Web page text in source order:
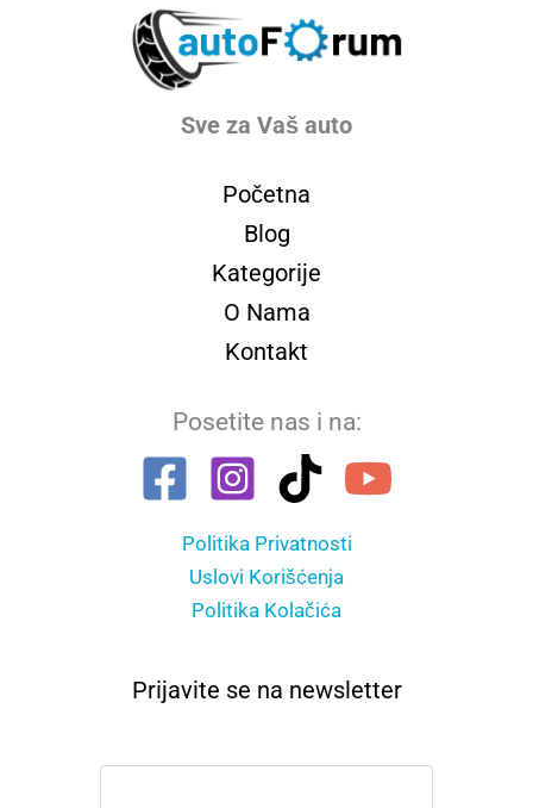
Sve za Vaš auto
Početna
Blog
Kategorije
O Nama
Kontakt
Posetite nas i na:
Politika Privatnosti
Uslovi Korišćenja
Politika Kolačića
Prijavite se na newsletter